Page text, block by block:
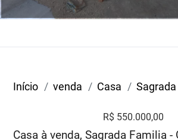
Início venda Casa
R$ 550.000,00
Casa à venda, Sagrada Familia -